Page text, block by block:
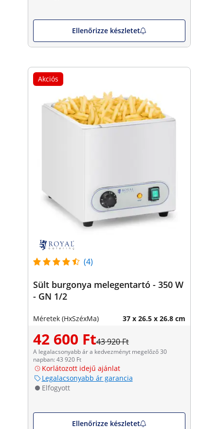
Ellenőrizze készletet
Akciós
(4)
Sült burgonya melegentartó - 350 W
- GN 1/2
Méretek (HxSzéxMa) 37 x 26.5 x 26.8 cm
42 600 Ft43 920 Ft
A legalacsonyabb ár a kedvezményt megelőző 30
napban: 43 920 Ft
Korlátozott idejű ajánlat
Legalacsonyabb ár garancia
Elfogyott
Ellenőrizze készletet